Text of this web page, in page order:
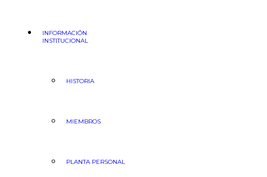
INFORMACIÓN
INSTITUCIONAL
HISTORIA
MIEMBROS
PLANTA PERSONAL